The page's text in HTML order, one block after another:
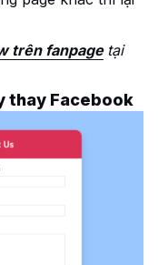
trên fanpage tại
thay Facebook